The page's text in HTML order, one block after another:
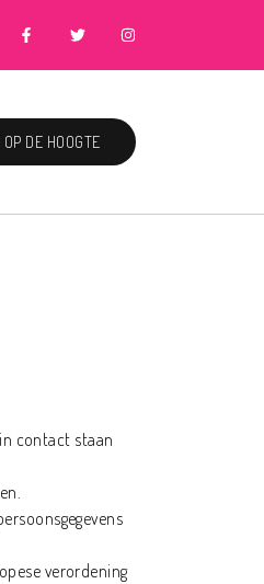
DE HOOGTE
contact staan
verordening